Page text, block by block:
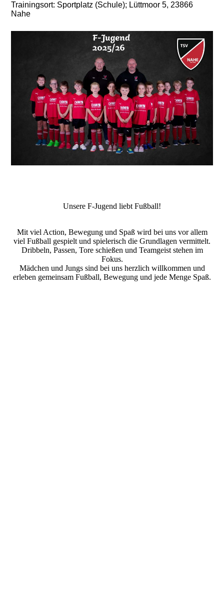
Trainingsort: Sportplatz (Schule); Lüttmoor 5, 23866
Nahe
Unsere F-Jugend liebt Fußball!
Mit viel Action, Bewegung und Spaß wird bei uns vor allem
viel Fußball gespielt und spielerisch die Grundlagen vermittelt.
Dribbeln, Passen, Tore schießen und Teamgeist stehen im
Fokus.
Mädchen und Jungs sind bei uns herzlich willkommen und
erleben gemeinsam Fußball, Bewegung und jede Menge Spaß.